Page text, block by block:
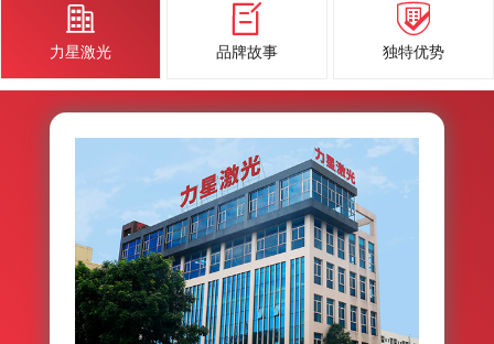

力星激光

品牌故事

独特优势